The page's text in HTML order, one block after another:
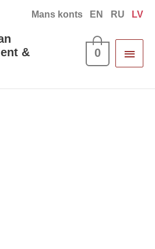
Mans konts EN RU LV
&
0